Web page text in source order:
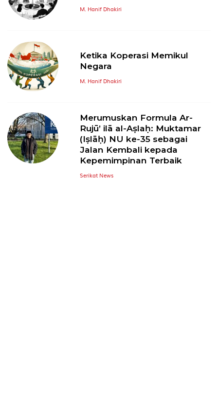
M. Hanif Dhakiri
Ketika Koperasi Memikul
Negara
M. Hanif Dhakiri
Merumuskan Formula Ar-
Rujū’ ilā al-Aṣlaḥ: Muktamar
(Iṣlāḥ) NU ke-35 sebagai
Jalan Kembali kepada
Kepemimpinan Terbaik
Serikat News